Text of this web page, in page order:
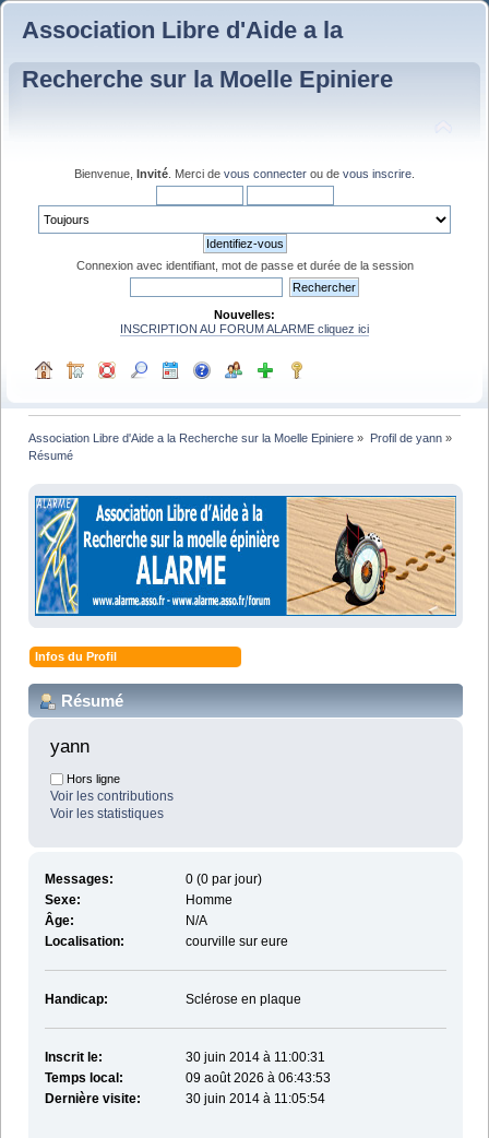
Association Libre d'Aide a la
Recherche sur la Moelle Epiniere
Bienvenue, Invité . Merci de vous connecter ou de vous inscrire
Connexion avec identifiant, mot de passe et durée de la session
Nouvelles:
INSCRIPTION AU FORUM ALARME cliquez ici
Association Libre d'Aide a la Recherche sur la Moelle Epiniere » Profil de yann»
Résumé
Infos du Profil
Résumé
yann
Hors ligne
Voir les contributions
Voir les statistiques
Messages:
0 (0 par jour)
Sexe:
Homme
Âge:
N/A
Localisation:
courville sur eure
Handicap: Sclérose en plaque
Inscrit le:
30 juin 2014 à 11:00:31
Temps local:
09 août 2026 à 06:43:53
Dernière visite:
30 juin 2014 à 11:05:54